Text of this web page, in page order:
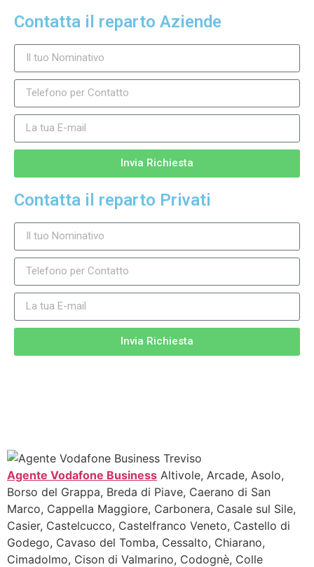
Contatta il reparto Aziende
Invia Richiesta
Contatta il reparto Privati
Invia Richiesta
Agente Vodafone Business Altivole, Arcade, Asolo,
Borso del Grappa, Breda di Piave, Caerano di San
Marco, Cappella Maggiore, Carbonera, Casale sul Sile,
Casier, Castelcucco, Castelfranco Veneto, Castello di
Godego, Cavaso del Tomba, Cessalto, Chiarano,
Cimadolmo, Cison di Valmarino, Codognè, Colle